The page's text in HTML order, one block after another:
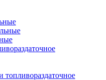
топливораздаточное